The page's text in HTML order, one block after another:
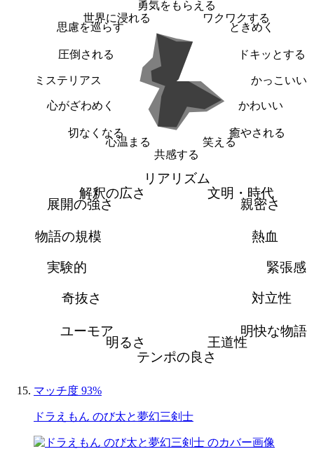
勇気をもらえる
ワクワクする
ときめく
ドキッとする
かっこいい
かわいい
癒やされる
笑える
共感する
心温まる
切なくなる
心がざわめく
ミステリアス
圧倒される
思慮を巡らす
世界に浸れる
リアリズム
文明・時代
親密さ
熱血
緊張感
対立性
明快な物語
王道性
テンポの良さ
明るさ
ユーモア
奇抜さ
実験的
物語の規模
展開の強さ
解釈の広さ
マッチ度 93%
ドラえもん のび太と夢幻三剣士